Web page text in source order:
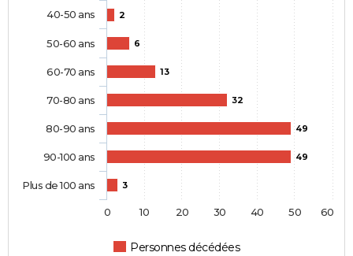
2
6
13
32
49
49
3
Personnes décédées
40-50 ans
50-60 ans
60-70 ans
70-80 ans
80-90 ans
90-100 ans
Plus de 100 ans
0 10 20 30 40 50 60